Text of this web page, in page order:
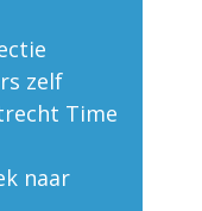
zelf
Time
naar